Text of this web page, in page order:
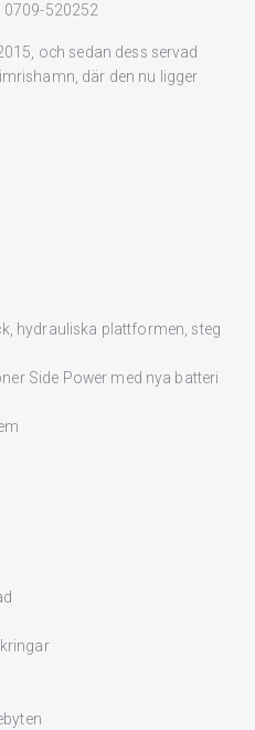
, 0709-520252
och sedan dess servad
där den nu ligger
hydrauliska plattformen, steg
Side Power med nya batteri